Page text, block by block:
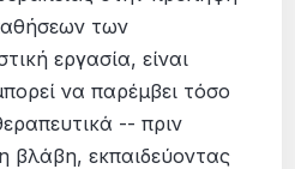
των
εργασία, είναι
να παρέμβει τόσο
-- πριν
βλάβη, εκπαιδεύοντας